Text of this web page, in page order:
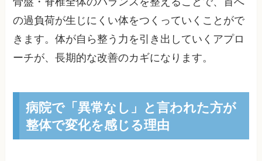
の過負荷が生じにくい体をつくっていくことがで
きます。体が自ら整う力を引き出していくアプロ
ーチが、長期的な改善のカギになります。
病院で「異常なし」と言われた方が
整体で変化を感じる理由